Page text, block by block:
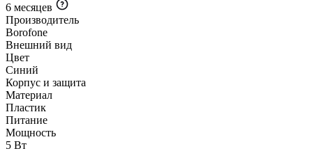
6 месяцев
Производитель
Borofone
Внешний вид
Цвет
Синий
Корпус и защита
Материал
Пластик
Питание
Мощность
5 Вт